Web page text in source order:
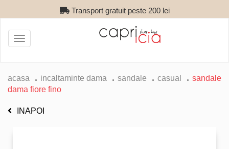
Transport gratuit peste 200 lei
Toggle
navigation
acasa incaltaminte dama sandale casual
sandale
dama fiore fino
INAPOI